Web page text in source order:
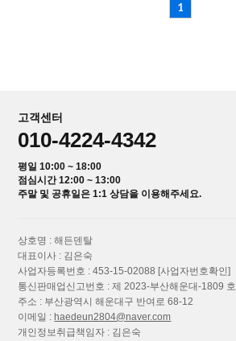
1
고객센터
010-4224-4342
평일 10:00 ~ 18:00
점심시간 12:00 ~ 13:00
주말 및 공휴일은 1:1 상담을 이용해주세요.
상호명 : 해든덴탈
대표이사 : 김은숙
사업자등록번호 : 453-15-02088 [사업자번호확인]
통신판매업신고번호 : 제 2023-부산해운대-1809 호
주소 : 부산광역시 해운대구 반여로 68-12
이메일 : haedeun2804@naver.com
개인정보취급책임자 : 김은숙